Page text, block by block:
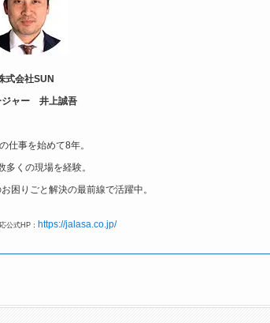
式会社SUN
ジャー 井上誠吾
仕事を始めて8年。
多くの現場を経験。
困りごと解決の最前線で活躍中。
公式HP： https://jalasa.co.jp/